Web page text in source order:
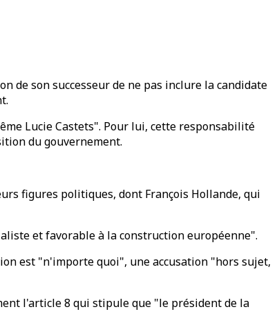
de son successeur de ne pas inclure la candidate
Lucie Castets". Pour lui, cette responsabilité
du gouvernement.
figures politiques, dont François Hollande, qui
et favorable à la construction européenne".
est "n'importe quoi", une accusation "hors sujet,
l'article 8 qui stipule que "le président de la